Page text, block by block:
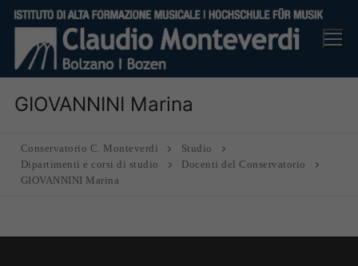
Vai
contenuto
GIOVANNINI Marina
Conservatorio C. Monteverdi
Studio
Dipartimenti e corsi di studio
Docenti del Conservatorio
GIOVANNINI Marina